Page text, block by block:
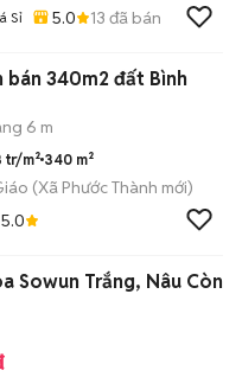
Sỉ 5.0 13 đã bán
bán 340m2 đất Bình
6 m
tr/m² 340 m²
(Xã Phước Thành mới)
5.0
Sowun Trắng, Nâu Còn